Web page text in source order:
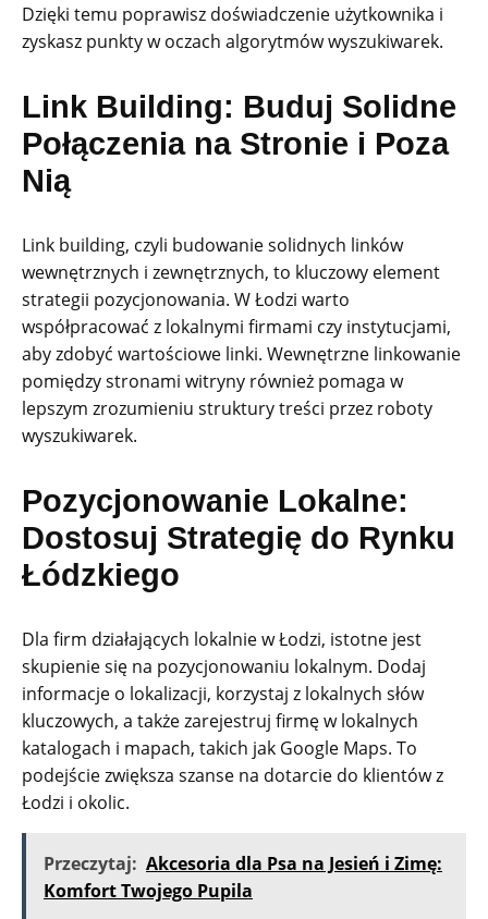
Dzięki temu poprawisz doświadczenie użytkownika i
zyskasz punkty w oczach algorytmów wyszukiwarek.
Link Building: Buduj Solidne
Połączenia na Stronie i Poza
Nią
Link building, czyli budowanie solidnych linków
wewnętrznych i zewnętrznych, to kluczowy element
strategii pozycjonowania. W Łodzi warto
współpracować z lokalnymi firmami czy instytucjami,
aby zdobyć wartościowe linki. Wewnętrzne linkowanie
pomiędzy stronami witryny również pomaga w
lepszym zrozumieniu struktury treści przez roboty
wyszukiwarek.
Pozycjonowanie Lokalne:
Dostosuj Strategię do Rynku
Łódzkiego
Dla firm działających lokalnie w Łodzi, istotne jest
skupienie się na pozycjonowaniu lokalnym. Dodaj
informacje o lokalizacji, korzystaj z lokalnych słów
kluczowych, a także zarejestruj firmę w lokalnych
katalogach i mapach, takich jak Google Maps. To
podejście zwiększa szanse na dotarcie do klientów z
Łodzi i okolic.
Przeczytaj: Akcesoria dla Psa na Jesień i Zimę:
Komfort Twojego Pupila